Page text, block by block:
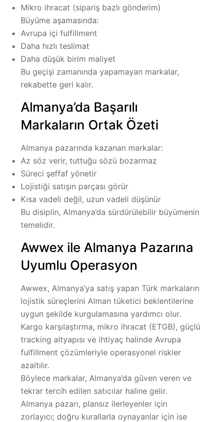
Mikro ihracat (sipariş bazlı gönderim)
Büyüme aşamasında:
Avrupa içi fulfillment
Daha hızlı teslimat
Daha düşük birim maliyet
Bu geçişi zamanında yapamayan markalar,
rekabette geri kalır.
Almanya’da Başarılı
Markaların Ortak Özeti
Almanya pazarında kazanan markalar:
Az söz verir, tuttuğu sözü bozarmaz
Süreci şeffaf yönetir
Lojistiği satışın parçası görür
Kısa vadeli değil, uzun vadeli düşünür
Bu disiplin, Almanya’da sürdürülebilir büyümenin
temelidir.
Awwex ile Almanya Pazarına
Uyumlu Operasyon
Awwex, Almanya’ya satış yapan Türk markaların
lojistik süreçlerini Alman tüketici beklentilerine
uygun şekilde kurgulamasına yardımcı olur.
Kargo karşılaştırma, mikro ihracat (ETGB), güçlü
tracking altyapısı ve ihtiyaç halinde Avrupa
fulfillment çözümleriyle operasyonel riskler
azaltılır.
Böylece markalar, Almanya’da güven veren ve
tekrar tercih edilen satıcılar haline gelir.
Almanya pazarı, plansız ilerleyenler için
zorlayıcı; doğru kurallarla oynayanlar için ise